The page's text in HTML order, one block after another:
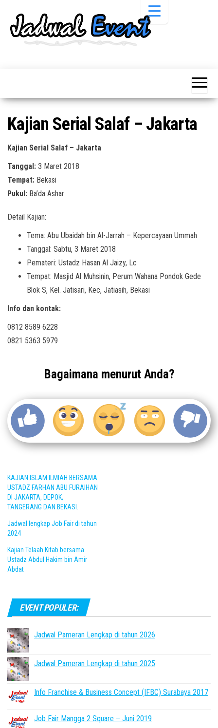
Pameran,
Acara &
Promo
Terbaru
Pameran,
Bazaar,
Workshop,
Lomba dll.
Kajian Serial Salaf – Jakarta
Kajian Serial Salaf – Jakarta
Tanggal: 3 Maret 2018
Tempat: Bekasi
Pukul: Ba’da Ashar
Detail Kajian:
Tema: Abu Ubaidah bin Al-Jarrah – Kepercayaan Ummah
Tanggal: Sabtu, 3 Maret 2018
Pemateri: Ustadz Hasan Al Jaizy, Lc
Tempat: Masjid Al Muhsinin, Perum Wahana Pondok Gede
Blok S, Kel. Jatisari, Kec, Jatiasih, Bekasi
Info dan kontak:
0812 8589 6228
0821 5363 5979
Bagaimana menurut Anda?
KAJIAN ISLAM ILMIAH BERSAMA
USTADZ FARHAN ABU FURAIHAN
DI JAKARTA, DEPOK,
TANGERANG DAN BEKASI.
Jadwal lengkap Job Fair di tahun
2024
Kajian Telaah Kitab bersama
Ustadz Abdul Hakim bin Amir
Abdat
EVENT POPULER:
Jadwal Pameran Lengkap di tahun 2026
Jadwal Pameran Lengkap di tahun 2025
Info Franchise & Business Concept (IFBC) Surabaya 2017
Job Fair Mangga 2 Square – Juni 2019